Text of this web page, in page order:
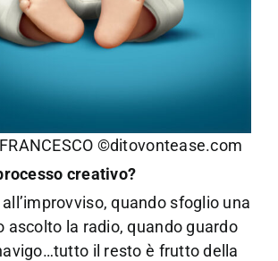
©ditovontease.com
creativo?
quando sfoglio una
ascolto la radio, quando guardo
il resto è frutto della